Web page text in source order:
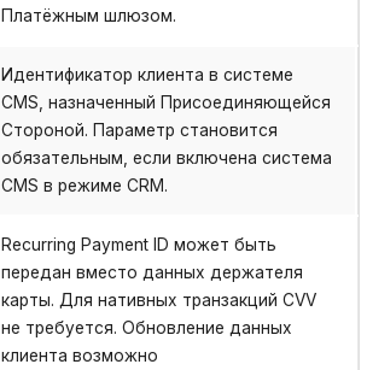
Платёжным шлюзом.
Идентификатор клиента в системе
CMS, назначенный Присоединяющейся
Стороной. Параметр становится
обязательным, если включена система
CMS в режиме CRM.
Recurring Payment ID может быть
передан вместо данных держателя
карты. Для нативных транзакций CVV
не требуется. Обновление данных
клиента возможно